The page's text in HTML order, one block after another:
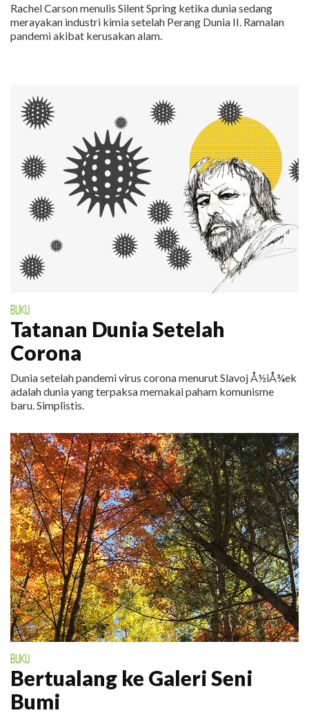
Rachel Carson menulis Silent Spring ketika dunia sedang
merayakan industri kimia setelah Perang Dunia II. Ramalan
pandemi akibat kerusakan alam.
BUKU
Tatanan Dunia Setelah
Corona
Dunia setelah pandemi virus corona menurut Slavoj Å½iÅ¾ek
adalah dunia yang terpaksa memakai paham komunisme
baru. Simplistis.
BUKU
Bertualang ke Galeri Seni
Bumi